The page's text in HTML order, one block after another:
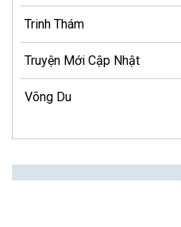
Trinh Thám
Truyện Mới Cập Nhật
Võng Du